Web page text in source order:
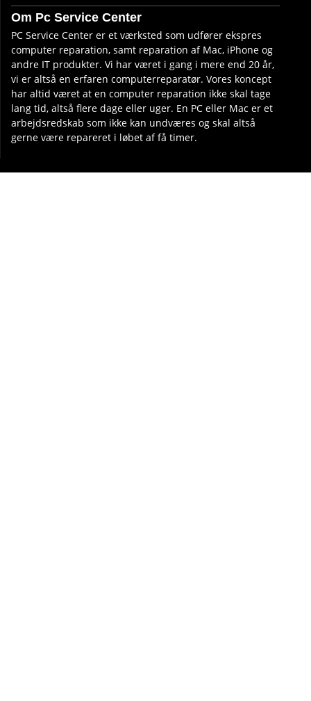
Om Pc Service Center
PC Service Center er et værksted som udfører ekspres
computer reparation, samt reparation af Mac, iPhone og
andre IT produkter. Vi har været i gang i mere end 20 år,
vi er altså en erfaren computerreparatør. Vores koncept
har altid været at en computer reparation ikke skal tage
lang tid, altså flere dage eller uger. En PC eller Mac er et
arbejdsredskab som ikke kan undværes og skal altså
gerne være repareret i løbet af få timer.